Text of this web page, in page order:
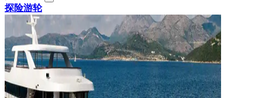
探险游轮